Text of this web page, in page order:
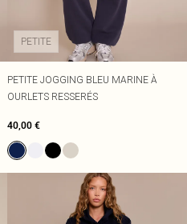
PETITE
PETITE JOGGING BLEU MARINE À
OURLETS RESSERÉS
40,00 €